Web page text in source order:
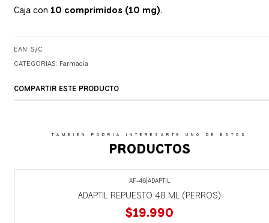
Caja con 10 comprimidos (10 mg).
EAN: S/C
CATEGORIAS: Farmacia
COMPARTIR ESTE PRODUCTO
TAMBIEN PODRIA INTERESARTE UNO DE ESTOS
PRODUCTOS
AF-46| ADAPTIL
ADAPTIL REPUESTO 48 ML (PERROS)
$19.990